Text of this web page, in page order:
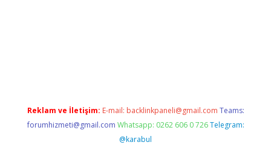
Reklam ve İletişim: E-mail: backlinkpaneli@gmail.com Teams:
forumhizmeti@gmail.com Whatsapp: 0262 606 0 726 Telegram:
@karabul